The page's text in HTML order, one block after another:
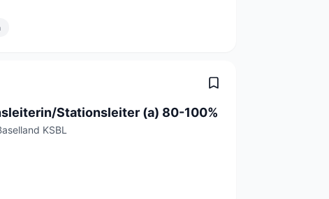
Stationsleiter (a) 80-100%
KSBL